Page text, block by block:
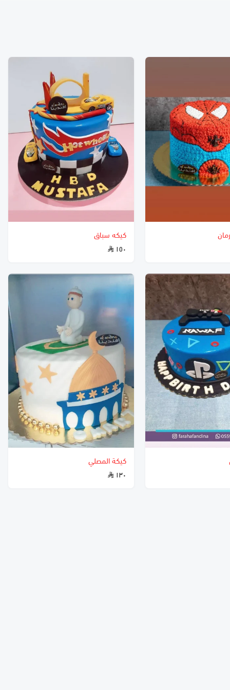
كيكه سباق
١٥٠
كيكة المصلي
١٣٠